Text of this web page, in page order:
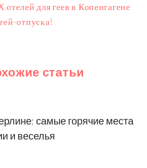
для геев в Копенгагене
отпуска!
статьи
самые горячие места
и веселья